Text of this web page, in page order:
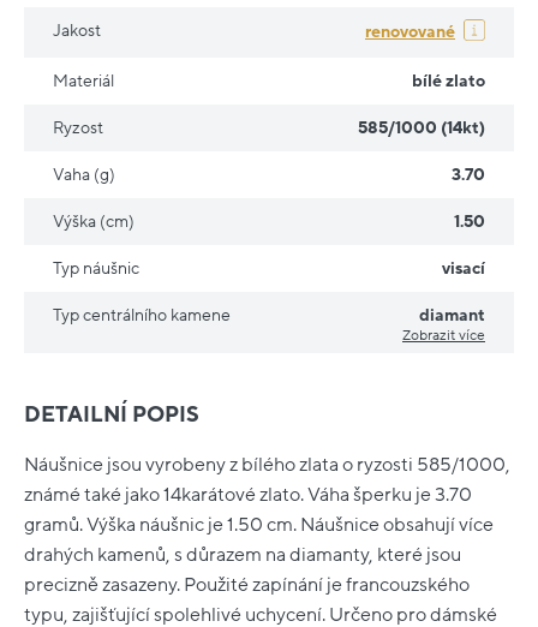
DETAILNÍ POPIS
Náušnice jsou vyrobeny z bílého zlata o ryzosti 585/1000,
známé také jako 14karátové zlato. Váha šperku je 3.70
gramů. Výška náušnic je 1.50 cm. Náušnice obsahují více
drahých kamenů, s důrazem na diamanty, které jsou
precizně zasazeny. Použité zapínání je francouzského
typu, zajišťující spolehlivé uchycení. Určeno pro dámské
Jakost renovované
Materiál bílé zlato
Ryzost 585/1000 (14kt)
Vaha (g) 3.70
Výška (cm) 1.50
Typ náušnic visací
Typ centrálního kamene diamant
Zobrazit více